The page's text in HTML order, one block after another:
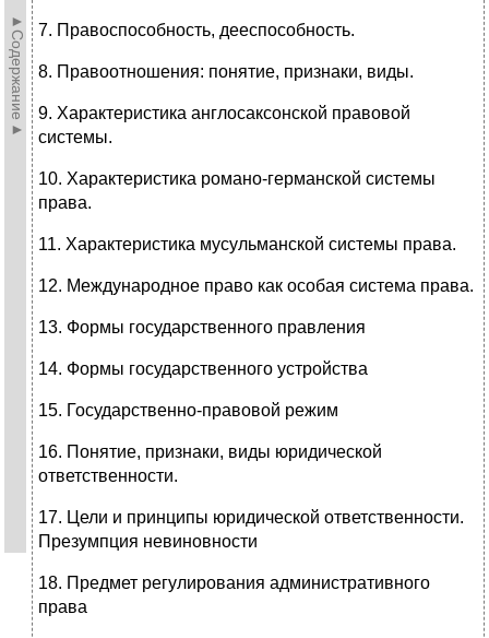
►Содержание► 7. Правоспособность, дееспособность.
8. Правоотношения: понятие, признаки, виды.
9. Характеристика англосаксонской правовой
системы.
10. Характеристика романо-германской системы
права.
11. Характеристика мусульманской системы права.
12. Международное право как особая система права.
13. Формы государственного правления
14. Формы государственного устройства
15. Государственно-правовой режим
16. Понятие, признаки, виды юридической
ответственности.
17. Цели и принципы юридической ответственности.
Презумпция невиновности
18. Предмет регулирования административного
права